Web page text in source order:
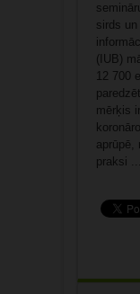
sirds
(IUB)
12 700
mērķis
aprūpē,
praksi ...